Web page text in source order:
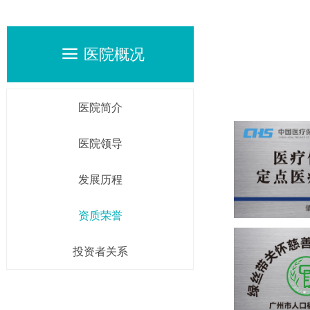
끀 医院概况
医院简介
医院领导
发展历程
资质荣誉
投资者关系